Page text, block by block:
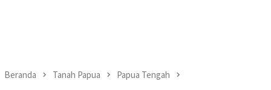
Beranda Tanah Papua Papua Tengah